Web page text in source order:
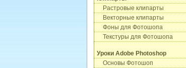
Растровые клипарты
Векторные клипарты
Фоны для Фотошопа
Текстуры для Фотошопа
Уроки Adobe Photoshop
Основы Фотошоп